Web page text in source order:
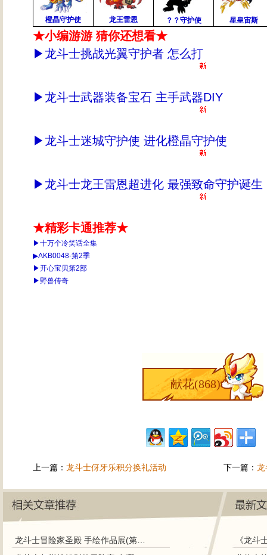
橙晶守护使 龙王雷恩 ？？守护使 星皇宙斯
★小编游游 猜你还想看★
▶ 龙斗士挑战光翼守护者 怎么打
▶ 龙斗士武器装备宝石 主手武器DIY
▶ 龙斗士迷城守护使 进化橙晶守护使
▶ 龙斗士龙王雷恩超进化 最强致命守护诞生
★精彩卡通推荐★
▶十万个冷笑话全集
▶AKB0048-第2季
▶开心宝贝第2部
▶野兽传奇
献花(868)
上一篇： 龙斗士伢牙乐积分换礼活动 下一篇： 龙
龙斗士冒险家圣殿 手绘作品展(第2期)
《龙斗